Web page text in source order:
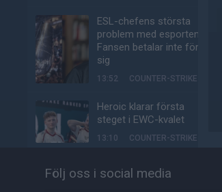
ESL-chefens största
problem med esporten:
Fansen betalar inte för
sig
13:52 COUNTER-STRIKE
Heroic klarar första
steget i EWC-kvalet
13:10 COUNTER-STRIKE
Så följer du Eyeballers
matcher i kvalet till
Följ oss i social media